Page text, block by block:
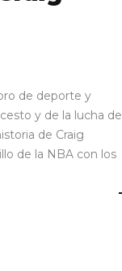
de deporte y
y de la lucha de
de Craig
de la NBA con los